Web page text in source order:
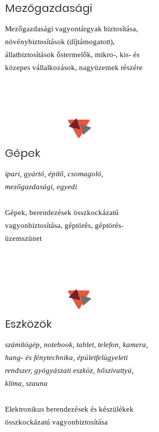
Mezőgazdasági
Mezőgazdasági vagyontárgyak biztosítása,
növénybiztosítások (díjtámogatott),
állatbiztosítások őstermelők, mikro-, kis- és
közepes vállalkozások, nagyüzemek részére
Gépek
ipari, gyártó, építő, csomagoló,
mezőgazdasági, egyedi
Gépek, berendezések összkockázatú
vagyonbiztosítása, géptörés, géptörés-
üzemszünet
Eszközök
számítógép, notebook, tablet, telefon, kamera,
hang- és fénytechnika, épületfelügyeleti
rendszer, gyógyászati eszköz, hőszivattyú,
klíma, szauna
Elektronikus berendezések és készülékek
összkockázatú vagyonbiztosítása